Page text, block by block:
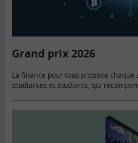
Grand prix 2026
La finance pour tous propose
étudiantes et étudiants, qui